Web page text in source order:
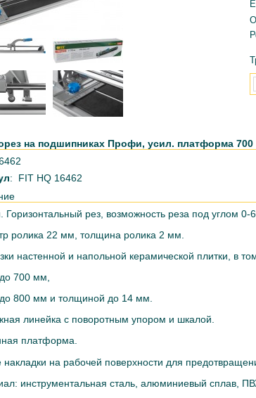
на подшипниках Профи, усил. платформа 700
: FIT HQ 16462
рез, возможность реза под углом 0-
ролика 22 мм, толщина ролика 2 мм.
настенной и напольной керамической плитки, в
до 700 мм,
800 мм и толщиной до 14 мм.
линейка с поворотным упором и шкалой.
платформа.
накладки на рабочей поверхности для
инструментальная сталь, алюминиевый сплав,